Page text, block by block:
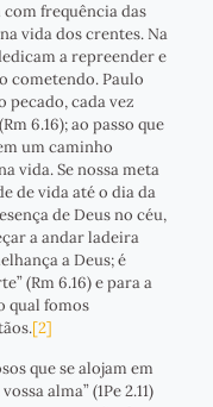
frequência das
vida dos crentes. Na
a repreender e
cometendo. Paulo
pecado, cada vez
6.16); ao passo que
um caminho
vida. Se nossa meta
de vida até o dia da
de Deus no céu,
a andar ladeira
a Deus; é
(Rm 6.16) e para a
qual fomos
[2]
que se alojam em
alma” (1Pe 2.11)